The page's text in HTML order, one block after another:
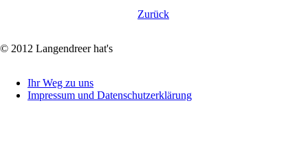
Zurück
© 2012 Langendreer hat's
Ihr Weg zu uns
Impressum und Datenschutzerklärung